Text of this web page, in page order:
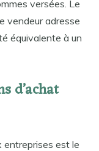
versées. Le
vendeur adresse
équivalente à un
d’achat
entreprises est le